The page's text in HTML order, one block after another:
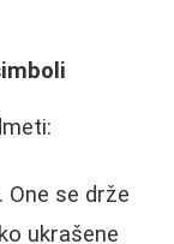
. One se drže
ukrašene